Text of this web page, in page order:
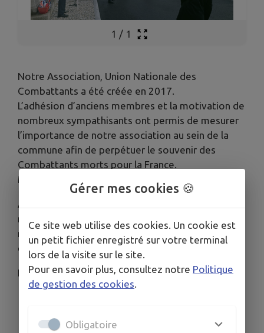
1 / 1
Notre Association, Union Nationale des
Combattants a été créée en 2017.
L’adhésion d’anciens membres et la motivation de
nombreux sympathisants ont permis de mesurer
l’importance de notre association au sein de la
commune afin de perpétuer le souvenir des
Combattants morts pour la France.
Merci aux principaux initiateurs de ce projet.
Actuellement notre association compte 35
membres et participe activement aux différentes
manifestations organisées avec les enfants des
écoles à St Georges et au Pays des Achards.
Dates à retenir
Repas à emporter en janvier
Gérer mes cookies 🍪
Ce site web utilise des cookies. Un cookie est
un petit fichier enregistré sur votre terminal
lors de la visite sur le site.
Pour en savoir plus, consultez notre Politique
de gestion des cookies.
Obligatoire